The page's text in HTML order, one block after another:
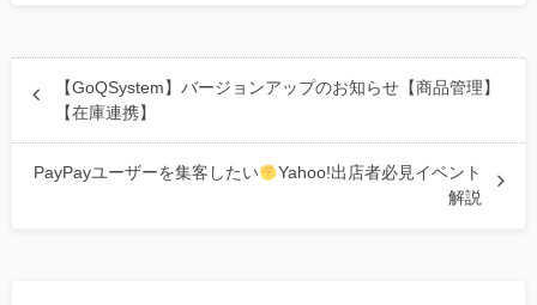
【GoQSystem】バージョンアップのお知らせ【商品管理】
【在庫連携】
PayPayユーザーを集客したい
Yahoo!出店者必見イベント
解説